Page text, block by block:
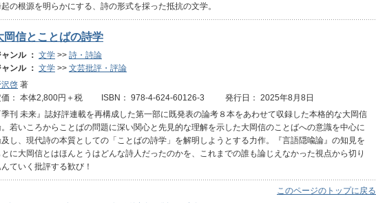
の根源を明らかにする、詩の形式を採った抵抗の文学。
岡信とことばの詩学
ンル ： 文学 >> 詩・詩論
ンル ： 文学 >> 文芸批評・評論
啓 著
価： 本体2,800円＋税 ISBN： 978-4-624-60126-3 発行日： 2025年8月8日
季刊 未来』誌好評連載を再構成した第一部に既発表の論考８本をあわせて収録した本格的な大岡信
若いころからことばの問題に深い関心と先見的な理解を示した大岡信のことばへの意識を中心に
し、現代詩の本質としての「ことばの詩学」を解明しようとする力作。『言語隠喩論』の知見を
とに大岡信とはほんとうはどんな詩人だったのかを、これまでの誰も論じえなかった視点から切り
ていく批評する歓び！
このページのトップに戻る